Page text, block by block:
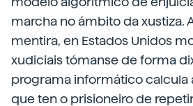
marcha no ámbito da xustiza.
mentira, en Estados Unidos
xudiciais tómanse de forma
programa informático calcula
que ten o prisioneiro de